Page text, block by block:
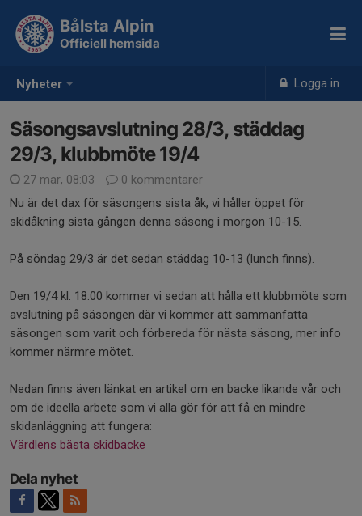
Nyheter Logga in
Bålsta Alpin
Officiell hemsida
Säsongsavslutning 28/3, städdag
29/3, klubbmöte 19/4
27 mar, 08:03
0 kommentarer
Nu är det dax för säsongens sista åk, vi håller öppet för
skidåkning sista gången denna säsong i morgon 10-15.
På söndag 29/3 är det sedan städdag 10-13 (lunch finns).
Den 19/4 kl. 18:00 kommer vi sedan att hålla ett klubbmöte som
avslutning på säsongen där vi kommer att sammanfatta
säsongen som varit och förbereda för nästa säsong, mer info
kommer närmre mötet.
Nedan finns även länkat en artikel om en backe likande vår och
om de ideella arbete som vi alla gör för att få en mindre
skidanläggning att fungera:
Värdlens bästa skidbacke
Dela nyhet